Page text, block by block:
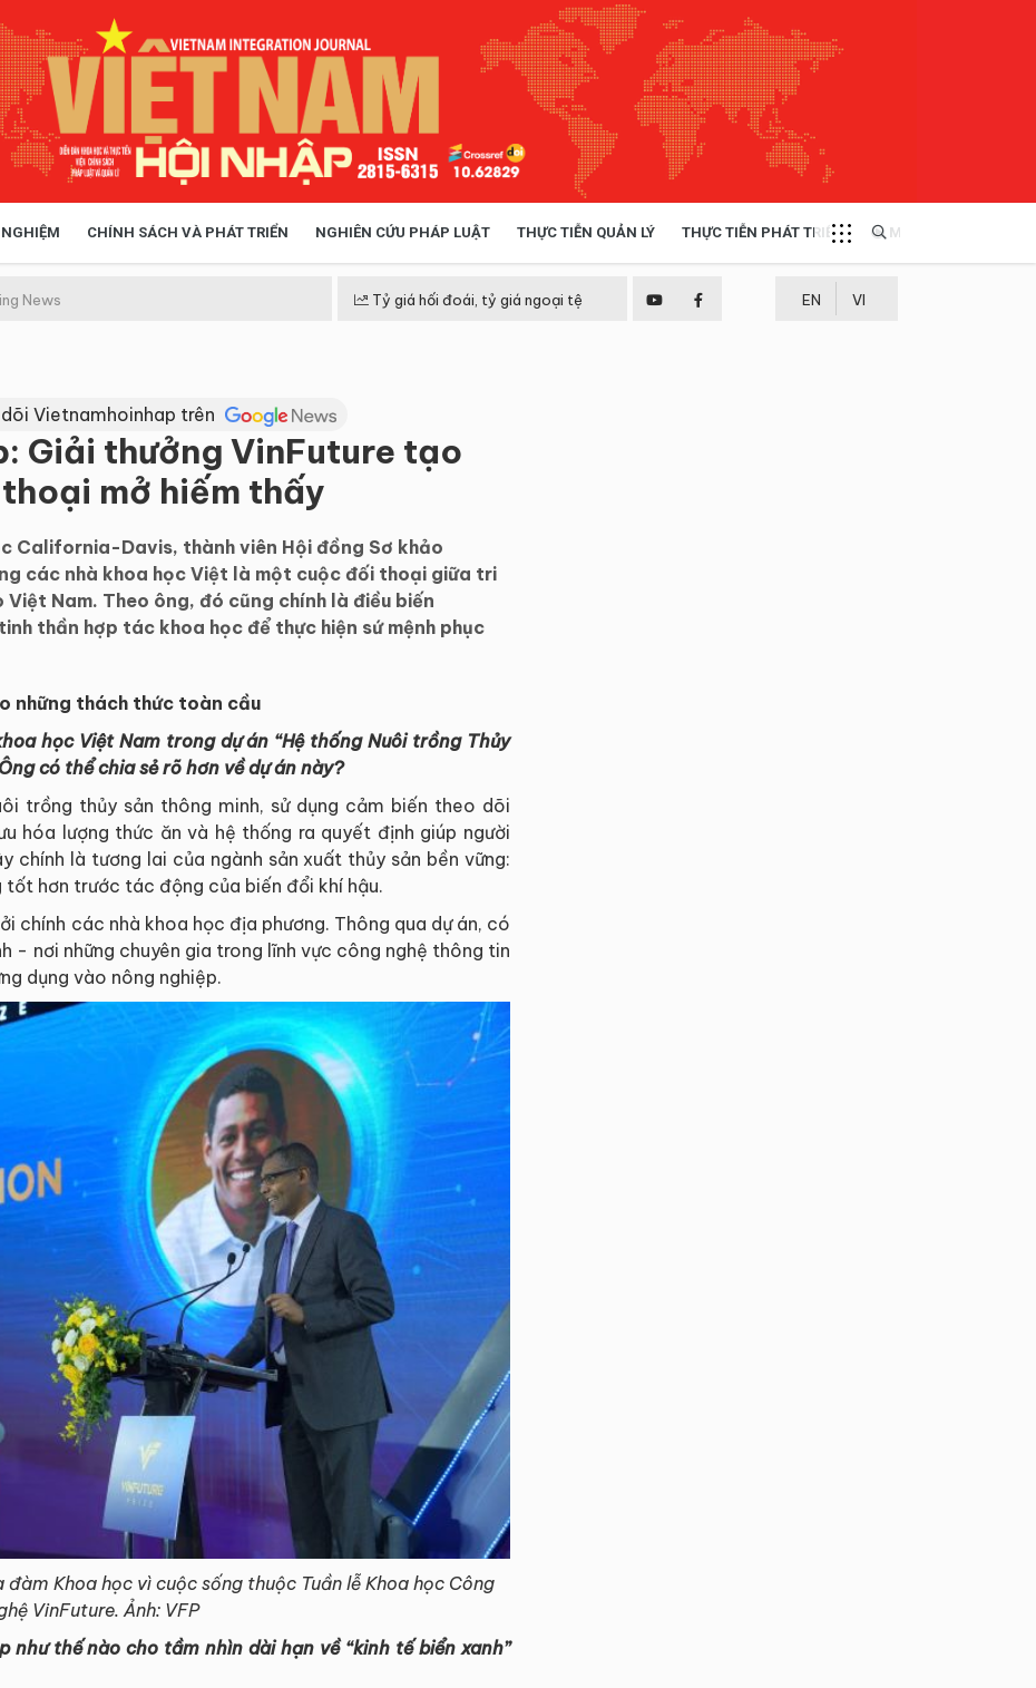
CHÍNH SÁCH VÀ PHÁT TRIỂN NGHIÊN CỨU PHÁP LUẬT THỰC TIỄN QUẢN LÝ THỰC TIỄN PHÁT TRIỂN MULTIMEDIA
News Tỷ giá hối đoái, tỷ giá ngoại tệ EN VI
Vietnamhoinhap trên
Giải thưởng VinFuture tạo
mở hiếm thấy
California-Davis, thành viên Hội đồng Sơ khảo
các nhà khoa học Việt là một cuộc đối thoại giữa tri
Nam. Theo ông, đó cũng chính là điều biến
thần hợp tác khoa học để thực hiện sứ mệnh phục
những thách thức toàn cầu
học Việt Nam trong dự án “Hệ thống Nuôi trồng Thủy
có thể chia sẻ rõ hơn về dự án này?
trồng thủy sản thông minh, sử dụng cảm biến theo dõi
hóa lượng thức ăn và hệ thống ra quyết định giúp người
chính là tương lai của ngành sản xuất thủy sản bền vững:
tốt hơn trước tác động của biến đổi khí hậu.
chính các nhà khoa học địa phương. Thông qua dự án, có
- nơi những chuyên gia trong lĩnh vực công nghệ thông tin
dụng vào nông nghiệp.
Khoa học vì cuộc sống thuộc Tuần lễ Khoa học Công
VinFuture. Ảnh: VFP
thế nào cho tầm nhìn dài hạn về “kinh tế biển xanh”